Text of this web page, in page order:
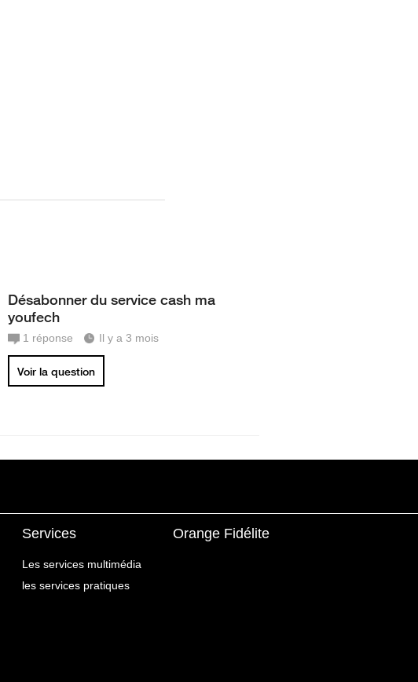
Désabonner du service cash ma
youfech
1 réponse Il y a 3 mois
Voir la question
Services
Les services multimédia
les services pratiques
Orange Fidélite